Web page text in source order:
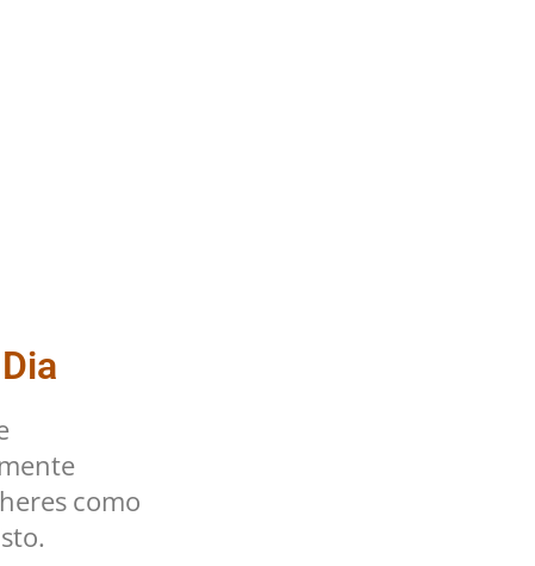
como